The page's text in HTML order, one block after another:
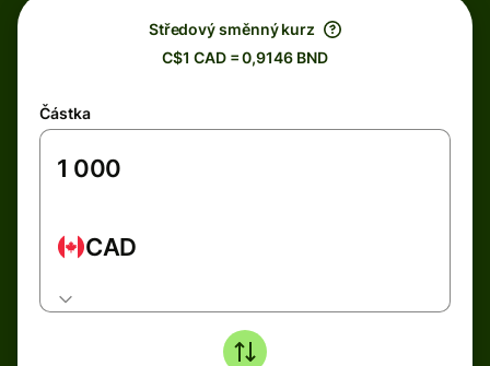
Středový směnný kurz
C$1 CAD = 0,9146 BND
Částka
CAD